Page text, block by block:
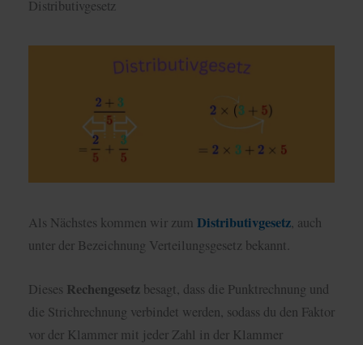
Distributivgesetz
Als Nächstes kommen wir zum Distributivgesetz, auch
unter der Bezeichnung Verteilungsgesetz bekannt.
Dieses Rechengesetz besagt, dass die Punktrechnung und
die Strichrechnung verbindet werden, sodass du den Faktor
vor der Klammer mit jeder Zahl in der Klammer